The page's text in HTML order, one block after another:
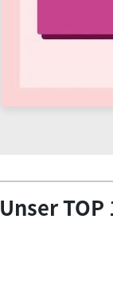
Unser